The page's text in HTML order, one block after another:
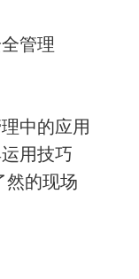
管理
中的应用
用技巧
的现场